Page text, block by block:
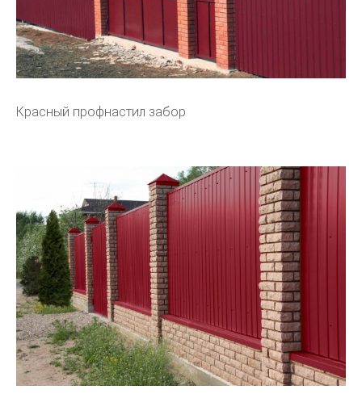
Красный профнастил забор